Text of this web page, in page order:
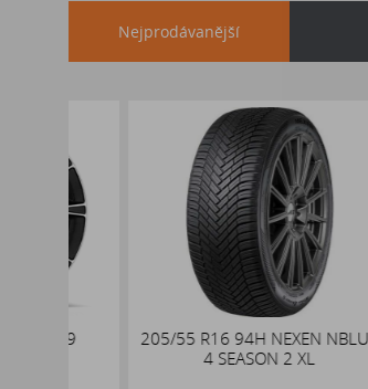
Nejprodávanější
205/55 R16 94H NEXEN NBLUE
4 SEASON 2 XL